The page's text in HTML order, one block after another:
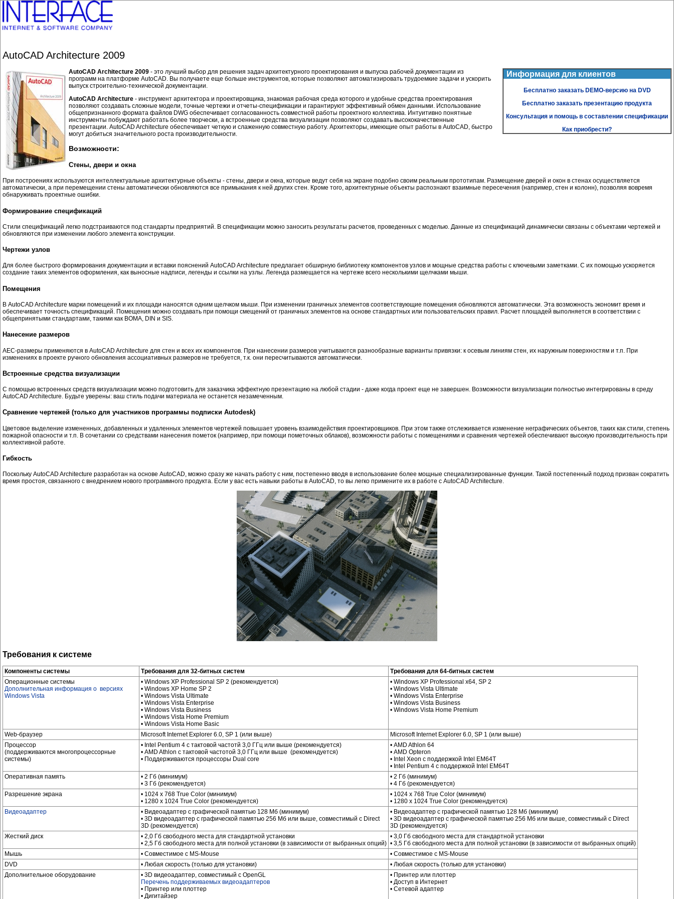
AutoCAD Architecture 2009
Информация для клиентов
Бесплатно заказать DEMO-версию на DVD
Бесплатно заказать презентацию продукта
Консультация и помощь в составлении спецификации
Как приобрести?
AutoCAD Architecture 2009 - это лучший выбор для решения задач архитектурного проектирования и выпуска рабочей документации из
программ на платформе AutoCAD. Вы получаете еще больше инструментов, которые позволяют автоматизировать трудоемкие задачи и ускорить
выпуск строительно-технической документации.
AutoCAD Architecture - инструмент архитектора и проектировщика, знакомая рабочая среда которого и удобные средства проектирования
позволяют создавать сложные модели, точные чертежи и отчеты-спецификации и гарантируют эффективный обмен данными. Использование
общепризнанного формата файлов DWG обеспечивает согласованность совместной работы проектного коллектива. Интуитивно понятные
инструменты побуждают работать более творчески, а встроенные средства визуализации позволяют создавать высококачественные
презентации. AutoCAD Architecture обеспечивает четкую и слаженную совместную работу. Архитекторы, имеющие опыт работы в AutoCAD, быстро
могут добиться значительного роста производительности.
Возможности:
Стены, двери и окна
При построениях используются интеллектуальные архитектурные объекты - стены, двери и окна, которые ведут себя на экране подобно своим реальным прототипам. Размещение дверей и окон в стенах осуществляется
автоматически, а при перемещении стены автоматически обновляются все примыкания к ней других стен. Кроме того, архитектурные объекты распознают взаимные пересечения (например, стен и колонн), позволяя вовремя
обнаруживать проектные ошибки.
Формирование спецификаций
Стили спецификаций легко подстраиваются под стандарты предприятий. В спецификации можно заносить результаты расчетов, проведенных с моделью. Данные из спецификаций динамически связаны с объектами чертежей и
обновляются при изменении любого элемента конструкции.
Чертежи узлов
Для более быстрого формирования документации и вставки пояснений AutoCAD Architecture предлагает обширную библиотеку компонентов узлов и мощные средства работы с ключевыми заметками. С их помощью ускоряется
создание таких элементов оформления, как выносные надписи, легенды и ссылки на узлы. Легенда размещается на чертеже всего несколькими щелчками мыши.
Помещения
В AutoCAD Architecture марки помещений и их площади наносятся одним щелчком мыши. При изменении граничных элементов соответствующие помещения обновляются автоматически. Эта возможность экономит время и
обеспечивает точность спецификаций. Помещения можно создавать при помощи смещений от граничных элементов на основе стандартных или пользовательских правил. Расчет площадей выполняется в соответствии с
общепринятыми стандартами, такими как BOMA, DIN и SIS.
Нанесение размеров
AEC-размеры применяются в AutoCAD Architecture для стен и всех их компонентов. При нанесении размеров учитываются разнообразные варианты привязки: к осевым линиям стен, их наружным поверхностям и т.п. При
изменениях в проекте ручного обновления ассоциативных размеров не требуется, т.к. они пересчитываются автоматически.
Встроенные средства визуализации
С помощью встроенных средств визуализации можно подготовить для заказчика эффектную презентацию на любой стадии - даже когда проект еще не завершен. Возможности визуализации полностью интегрированы в среду
AutoCAD Architecture. Будьте уверены: ваш стиль подачи материала не останется незамеченным.
Сравнение чертежей (только для участников программы подписки Autodesk)
Цветовое выделение измененных, добавленных и удаленных элементов чертежей повышает уровень взаимодействия проектировщиков. При этом также отслеживается изменение неграфических объектов, таких как стили, степень
пожарной опасности и т.п. В сочетании со средствами нанесения пометок (например, при помощи пометочных облаков), возможности работы с помещениями и сравнения чертежей обеспечивают высокую производительность при
коллективной работе.
Гибкость
Поскольку AutoCAD Architecture разработан на основе AutoCAD, можно сразу же начать работу с ним, постепенно вводя в использование более мощные специализированные функции. Такой постепенный подход призван сократить
время простоя, связанного с внедрением нового программного продукта. Если у вас есть навыки работы в AutoCAD, то вы легко примените их в работе с AutoCAD Architecture.
Требования к системе
Компоненты системы Требования для 32-битных систем
Требования для 64-битных систем
Операционные системы
Дополнительная информация о версиях
Windows Vista
• Windows XP Professional SP 2 (рекомендуется)
• Windows XP Home SP 2
• Windows Vista Ultimate
• Windows Vista Enterprise
• Windows Vista Business
• Windows Vista Home Premium
• Windows Vista Home Basic
• Windows XP Professional x64, SP 2
• Windows Vista Ultimate
• Windows Vista Enterprise
• Windows Vista Business
• Windows Vista Home Premium
Web-браузер Microsoft Internet Explorer 6.0, SP 1 (или выше)
Microsoft Internet Explorer 6.0, SP 1 (или выше)
Процессор
(поддерживаются многопроцессорные
системы)
• Intel Pentium 4 с тактовой частотй 3,0 ГГц или выше (рекомендуется)
• AMD Athlon с тактовой частотой 3,0 ГГц или выше (рекомендуется)
• Поддерживаются процессоры Dual core
• AMD Athlon 64
• AMD Opteron
• Intel Xeon с поддержкой Intel EM64T
• Intel Pentium 4 с поддержкой Intel EM64T
Оперативная память
• 2 Гб (минимум)
• 3 Гб (рекомендуется)
• 2 Гб (минимум)
• 4 Гб (рекомендуется)
Разрешение экрана
• 1024 x 768 True Color (минимум)
• 1280 x 1024 True Color (рекомендуется)
• 1024 x 768 True Color (минимум)
• 1280 x 1024 True Color (рекомендуется)
Видеоадаптер
• Видеоадаптер с графической памятью 128 Мб (минимум)
• 3D видеоадаптер с графической памятью 256 Мб или выше, совместимый с Direct
3D (рекомендуется)
• Видеоадаптер с графической памятью 128 Мб (минимум)
• 3D видеоадаптер с графической памятью 256 Мб или выше, совместимый с Direct
3D (рекомендуется)
Жесткий диск
• 2,0 Гб свободного места для стандартной установки
• 2,5 Гб свободного места для полной установки (в зависимости от выбранных опций)
• 3,0 Гб свободного места для стандартной установки
• 3,5 Гб свободного места для полной установки (в зависимости от выбранных опций)
Мышь
• Совместимое с MS-Mouse
• Совместимое с MS-Mouse
DVD
• Любая скорость (только для установки)
• Любая скорость (только для установки)
Дополнительное оборудование
• 3D видеоадаптер, совместимый с OpenGL
Перечень поддерживаемых видеоадаптеров
• Принтер или плоттер
• Дигитайзер
• Принтер или плоттер
• Доступ в Интернет
• Сетевой адаптер